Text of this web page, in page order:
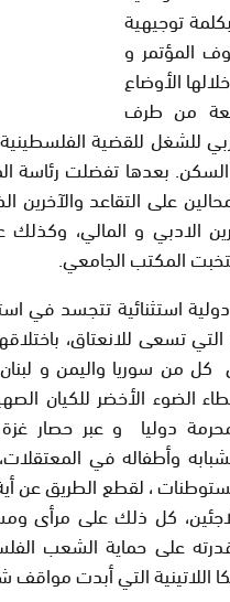
توجيهية
المؤتمر و
الأوضاع
من طرف
للشغل للقضية
بعدها تفضلت رئاسة
على التقاعد والآخرين
الادبي و المالي،
المكتب الجامعي.
استثنائية تتجسد في
تسعى للانعتاق،
كل من سوريا واليمن و
الضوء الأخضر للكيان
دوليا و عبر حصار
وأطفاله في
، لقطع الطريق عن أية
كل ذلك على مرأى
على حماية الشعب
اللاتينية التي أبدت مواقف